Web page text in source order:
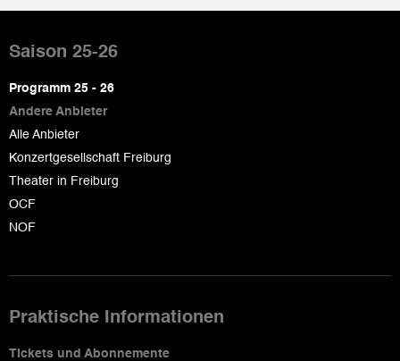
de
page
Saison 25-26
Programm 25 - 26
Andere Anbieter
Alle Anbieter
Konzertgesellschaft Freiburg
Theater in Freiburg
OCF
NOF
Praktische Informationen
Tickets und Abonnemente